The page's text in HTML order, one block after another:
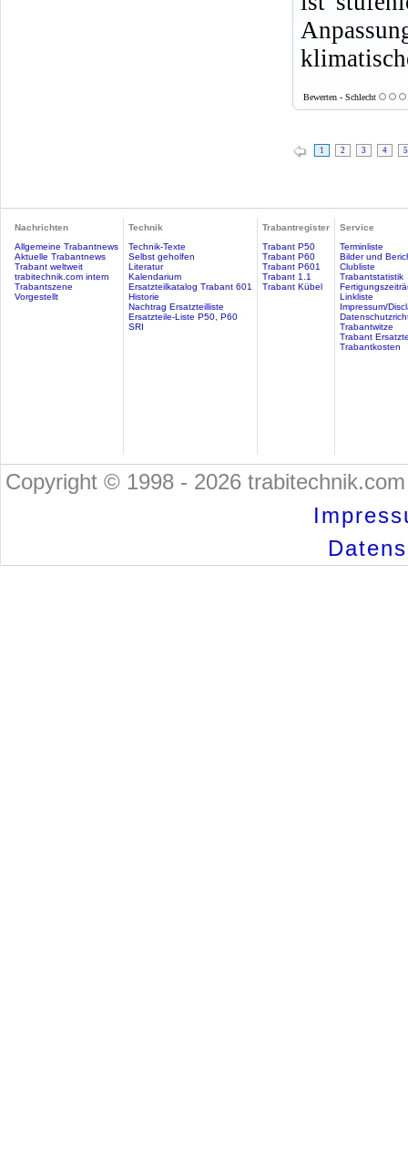
Bewerten - Schlecht
1 2 3 4 5
Nachrichten
Allgemeine Trabantnews
Aktuelle Trabantnews
Trabant weltweit
trabitechnik.com intern
Trabantszene
Vorgestellt
Technik
Technik-Texte
Selbst geholfen
Literatur
Kalendarium
Ersatzteilkatalog Trabant 601
Historie
Nachtrag Ersatzteilliste
Ersatzteile-Liste P50, P60
SRI
Trabantregister
Trabant P50
Trabant P60
Trabant P601
Trabant 1.1
Trabant Kübel
Service
Terminliste
Bilder und
Clubliste
Trabantstatistik
Linkliste
Impressum/
Trabantwitze
Trabant
Trabantkosten
Copyright © 1998 - 2026